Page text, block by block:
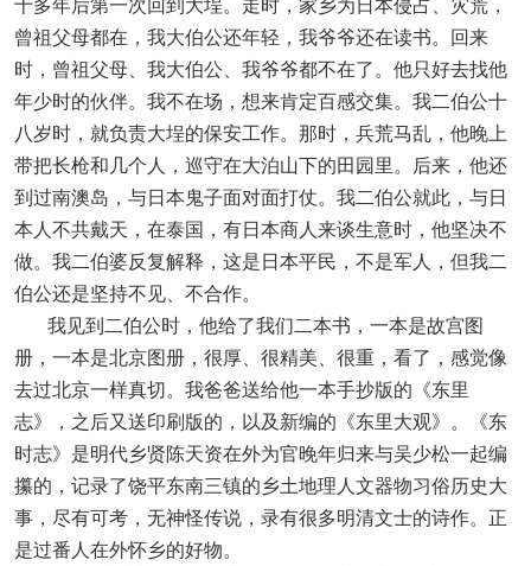
曾祖父母都在，我大伯公还年轻，我爷爷还在读书。回来
时，曾祖父母、我大伯公、我爷爷都不在了。他只好去找他
年少时的伙伴。我不在场，想来肯定百感交集。我二伯公十
八岁时，就负责大埕的保安工作。那时，兵荒马乱，他晚上
带把长枪和几个人，巡守在大泊山下的田园里。后来，他还
到过南澳岛，与日本鬼子面对面打仗。我二伯公就此，与日
本人不共戴天，在泰国，有日本商人来谈生意时，他坚决不
做。我二伯婆反复解释，这是日本平民，不是军人，但我二
伯公还是坚持不见、不合作。
我见到二伯公时，他给了我们二本书，一本是故宫图
册，一本是北京图册，很厚、很精美、很重，看了，感觉像
去过北京一样真切。我爸爸送给他一本手抄版的《东里
志》，之后又送印刷版的，以及新编的《东里大观》。《东
时志》是明代乡贤陈天资在外为官晚年归来与吴少松一起编
攥的，记录了饶平东南三镇的乡土地理人文器物习俗历史大
事，尽有可考，无神怪传说，录有很多明清文士的诗作。正
是过番人在外怀乡的好物。